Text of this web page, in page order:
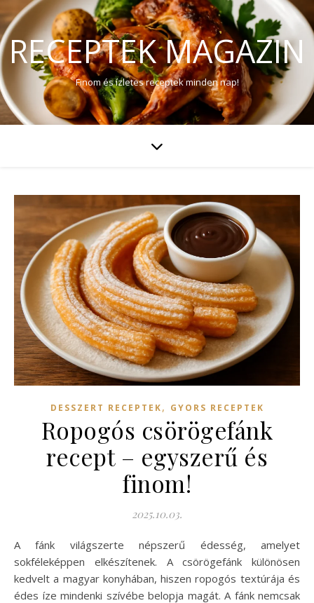
RECEPTEK MAGAZIN
Finom és ízletes receptek minden nap!
DESSZERT RECEPTEK, GYORS RECEPTEK
Ropogós csörögefánk
recept – egyszerű és
finom!
2025.10.03.
A fánk világszerte népszerű édesség, amelyet
sokféleképpen elkészítenek. A csörögefánk különösen
kedvelt a magyar konyhában, hiszen ropogós textúrája és
édes íze mindenki szívébe belopja magát. A fánk nemcsak